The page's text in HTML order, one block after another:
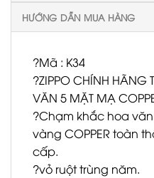
HƯỚNG DẪN MUA HÀNG
?Mã : K34
?ZIPPO CHÍNH HÃNG
VĂN 5 MẶT MẠ
?Chạm khắc hoa
vàng COPPER toàn
cấp.
?vỏ ruột trùng năm.